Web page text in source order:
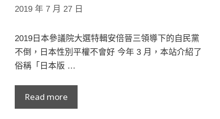
2019 年 7 月 27 日
2019日本參議院大選特輯安倍晉三領導下的自民黨
不倒，日本性別平權不會好 今年 3 月，本站介紹了
俗稱「日本版 …
Read more